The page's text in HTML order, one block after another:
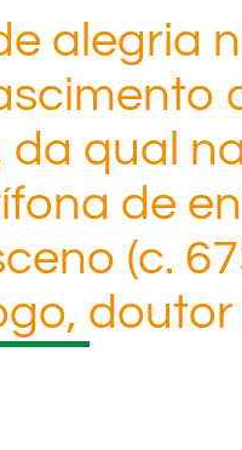
alegria
da qual
de
(c.